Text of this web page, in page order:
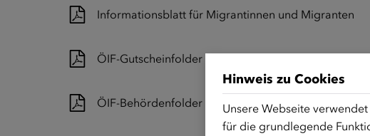
Informationsblatt für Migrantinnen und Migranten
ÖIF-Gutscheinfolder
ÖIF-Behördenfolder
Hinweis zu Cookies
Unsere Webseite
für die grundlegende